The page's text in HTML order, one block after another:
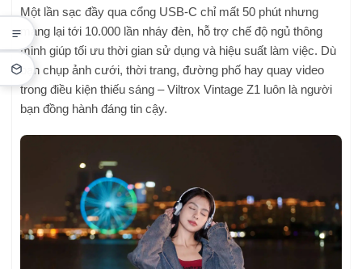
Một lần sạc đầy qua cổng USB-C chỉ mất 50 phút nhưng
mang lại tới 10.000 lần nháy đèn, hỗ trợ chế độ ngủ thông
minh giúp tối ưu thời gian sử dụng và hiệu suất làm việc. Dù
bạn chụp ảnh cưới, thời trang, đường phố hay quay video
trong điều kiện thiếu sáng – Viltrox Vintage Z1 luôn là người
bạn đồng hành đáng tin cậy.